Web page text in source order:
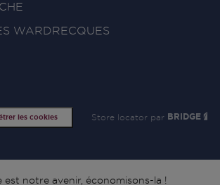
WARDRECQUES
les cookies Store locator par BRIDGE
est notre avenir, économisons-la !